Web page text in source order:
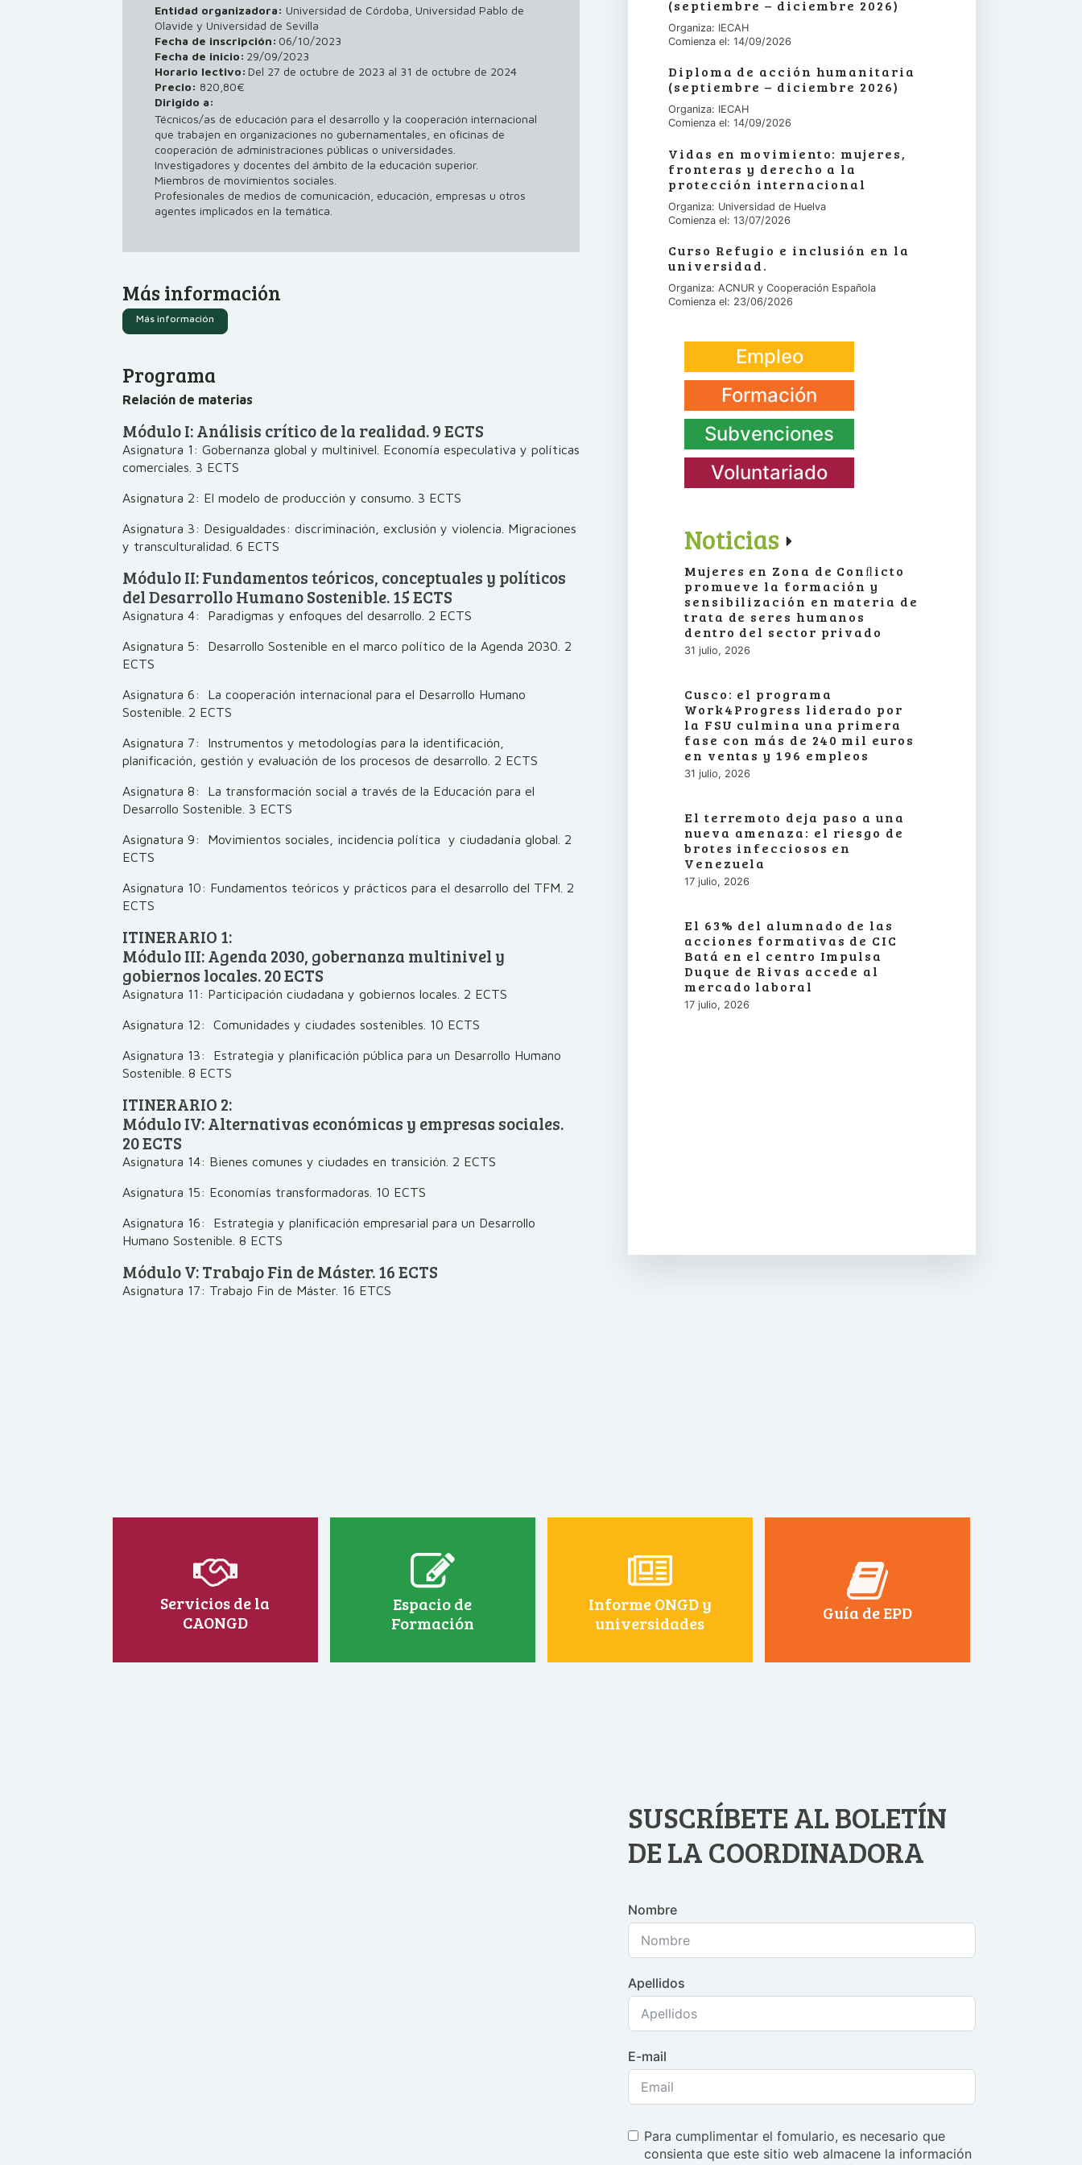
Entidad organizadora: Universidad de Córdoba, Universidad Pablo de
Olavide y Universidad de Sevilla
Fecha de inscripción: 06/10/2023
Fecha de inicio: 29/09/2023
Horario lectivo: Del 27 de octubre de 2023 al 31 de octubre de 2024
Precio: 820,80€
Dirigido a:
Técnicos/as de educación para el desarrollo y la cooperación internacional
que trabajen en organizaciones no gubernamentales, en oficinas de
cooperación de administraciones públicas o universidades.
Investigadores y docentes del ámbito de la educación superior.
Miembros de movimientos sociales.
Profesionales de medios de comunicación, educación, empresas u otros
agentes implicados en la temática.
Más información
Más información
Programa
Relación de materias
Módulo I: Análisis crítico de la realidad. 9 ECTS
Asignatura 1: Gobernanza global y multinivel. Economía especulativa y políticas
comerciales. 3 ECTS
Asignatura 2: El modelo de producción y consumo. 3 ECTS
Asignatura 3: Desigualdades: discriminación, exclusión y violencia. Migraciones
y transculturalidad. 6 ECTS
Módulo II: Fundamentos teóricos, conceptuales y políticos
del Desarrollo Humano Sostenible. 15 ECTS
Asignatura 4: Paradigmas y enfoques del desarrollo. 2 ECTS
Asignatura 5: Desarrollo Sostenible en el marco político de la Agenda 2030. 2
ECTS
Asignatura 6: La cooperación internacional para el Desarrollo Humano
Sostenible. 2 ECTS
Asignatura 7: Instrumentos y metodologías para la identificación,
planificación, gestión y evaluación de los procesos de desarrollo. 2 ECTS
Asignatura 8: La transformación social a través de la Educación para el
Desarrollo Sostenible. 3 ECTS
Asignatura 9: Movimientos sociales, incidencia política y ciudadanía global. 2
ECTS
Asignatura 10: Fundamentos teóricos y prácticos para el desarrollo del TFM. 2
ECTS
ITINERARIO 1:
Módulo III: Agenda 2030, gobernanza multinivel y
gobiernos locales. 20 ECTS
Asignatura 11: Participación ciudadana y gobiernos locales. 2 ECTS
Asignatura 12: Comunidades y ciudades sostenibles. 10 ECTS
Asignatura 13: Estrategia y planificación pública para un Desarrollo Humano
Sostenible. 8 ECTS
ITINERARIO 2:
Módulo IV: Alternativas económicas y empresas sociales.
20 ECTS
Asignatura 14: Bienes comunes y ciudades en transición. 2 ECTS
Asignatura 15: Economías transformadoras. 10 ECTS
Asignatura 16: Estrategia y planificación empresarial para un Desarrollo
Humano Sostenible. 8 ECTS
Módulo V: Trabajo Fin de Máster. 16 ECTS
Asignatura 17: Trabajo Fin de Máster. 16 ETCS
(septiembre – diciembre 2026)
Organiza: IECAH
Comienza el: 14/09/2026
Diploma de acción humanitaria
(septiembre – diciembre 2026)
Organiza: IECAH
Comienza el: 14/09/2026
Vidas en movimiento: mujeres,
fronteras y derecho a la
protección internacional
Organiza: Universidad de Huelva
Comienza el: 13/07/2026
Curso Refugio e inclusión en la
universidad.
Organiza: ACNUR y Cooperación Española
Comienza el: 23/06/2026
Empleo
Formación
Subvenciones
Voluntariado
Noticias
Mujeres en Zona de Conﬂicto
promueve la formación y
sensibilización en materia de
trata de seres humanos
dentro del sector privado
31 julio, 2026
Cusco: el programa
Work4Progress liderado por
la FSU culmina una primera
fase con más de 240 mil euros
en ventas y 196 empleos
31 julio, 2026
El terremoto deja paso a una
nueva amenaza: el riesgo de
brotes infecciosos en
Venezuela
17 julio, 2026
El 63% del alumnado de las
acciones formativas de CIC
Batá en el centro Impulsa
Duque de Rivas accede al
mercado laboral
17 julio, 2026
Servicios de la
CAONGD
Espacio de
Formación
Informe ONGD y
universidades
Guía de EPD
SUSCRÍBETE AL BOLETÍN
DE LA COORDINADORA
Nombre
Apellidos
E-mail
Para cumplimentar el fomulario, es necesario que
consienta que este sitio web almacene la información